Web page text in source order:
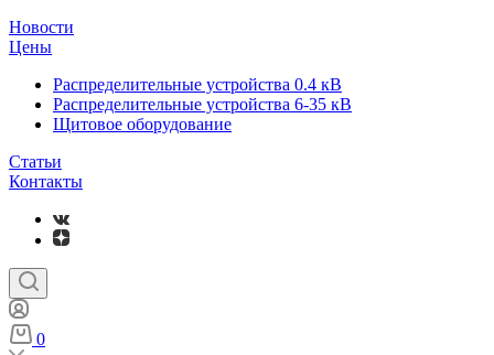
Новости
Цены
Распределительные устройства 0.4 кВ
Распределительные устройства 6-35 кВ
Щитовое оборудование
Статьи
Контакты
0